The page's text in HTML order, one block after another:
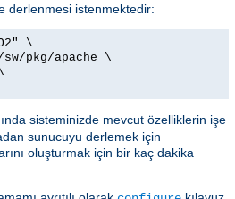
derlenmesi istenmektedir:
\
pkg/apache \
sisteminizde mevcut özelliklerin işe
sunucuyu derlemek için
oluşturmak için bir kaç dakika